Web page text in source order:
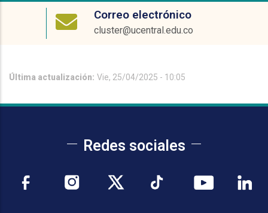
Correo electrónico
cluster@ucentral.edu.co
Última actualización: Vie, 25/04/2025 - 10:05
Redes sociales